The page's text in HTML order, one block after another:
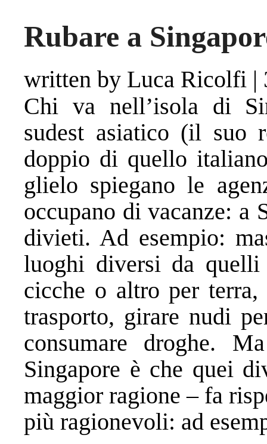
Rubare a
written by Luca Ricolfi |
Chi va nell’isola di
sudest asiatico (il suo
doppio di quello
glielo spiegano le
occupano di vacanze: a
divieti. Ad esempio:
luoghi diversi da quelli
cicche o altro per
trasporto, girare nudi
consumare droghe.
Singapore è che quei
maggior ragione – fa
più ragionevoli: ad